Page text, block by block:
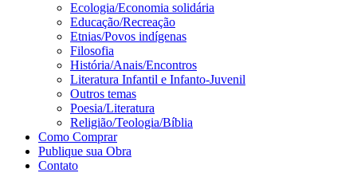
Ecologia/Economia solidária
Educação/Recreação
Etnias/Povos indígenas
Filosofia
História/Anais/Encontros
Literatura Infantil e Infanto-Juvenil
Outros temas
Poesia/Literatura
Religião/Teologia/Bíblia
Como Comprar
Publique sua Obra
Contato